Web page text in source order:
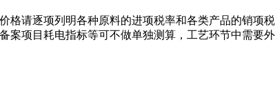
请逐项列明各种原料的进项税率和各类产品的销项税
项目耗电指标等可不做单独测算，工艺环节中需要外